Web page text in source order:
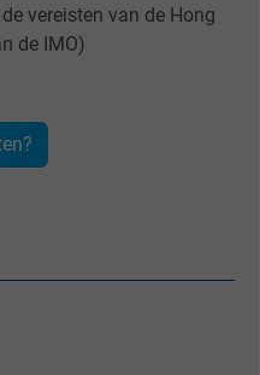
vereisten van de Hong
de IMO)